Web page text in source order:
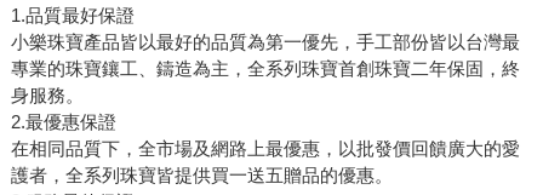
1.品質最好保證
小樂珠寶產品皆以最好的品質為第一優先，手工部份皆以台灣最
專業的珠寶鑲工、鑄造為主，全系列珠寶首創珠寶二年保固，終
身服務。
2.最優惠保證
在相同品質下，全市場及網路上最優惠，以批發價回饋廣大的愛
護者，全系列珠寶皆提供買一送五贈品的優惠。